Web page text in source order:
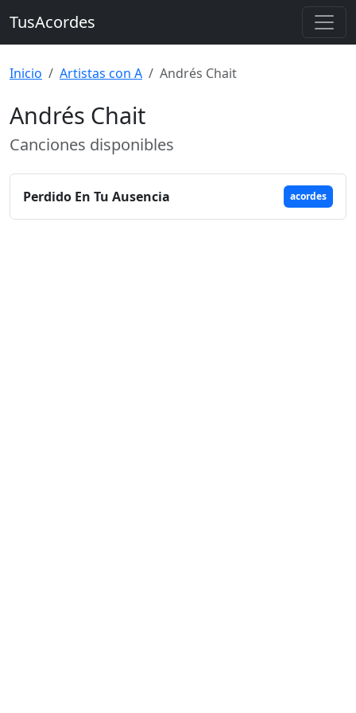
TusAcordes
Inicio Artistas con A Andrés Chait
Andrés Chait
Canciones disponibles
Perdido En Tu Ausencia acordes